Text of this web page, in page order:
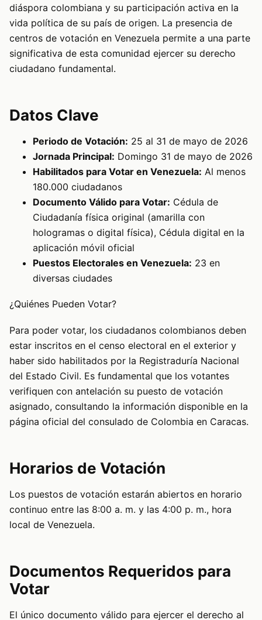
diáspora colombiana y su participación activa en la
vida política de su país de origen. La presencia de
centros de votación en Venezuela permite a una parte
significativa de esta comunidad ejercer su derecho
ciudadano fundamental.
Datos Clave
Periodo de Votación: 25 al 31 de mayo de 2026
Jornada Principal: Domingo 31 de mayo de 2026
Habilitados para Votar en Venezuela: Al menos
180.000 ciudadanos
Documento Válido para Votar: Cédula de
Ciudadanía física original (amarilla con
hologramas o digital física), Cédula digital en la
aplicación móvil oficial
Puestos Electorales en Venezuela: 23 en
diversas ciudades
¿Quiénes Pueden Votar?
Para poder votar, los ciudadanos colombianos deben
estar inscritos en el censo electoral en el exterior y
haber sido habilitados por la Registraduría Nacional
del Estado Civil. Es fundamental que los votantes
verifiquen con antelación su puesto de votación
asignado, consultando la información disponible en la
página oficial del consulado de Colombia en Caracas.
Horarios de Votación
Los puestos de votación estarán abiertos en horario
continuo entre las 8:00 a. m. y las 4:00 p. m., hora
local de Venezuela.
Documentos Requeridos para
Votar
El único documento válido para ejercer el derecho al